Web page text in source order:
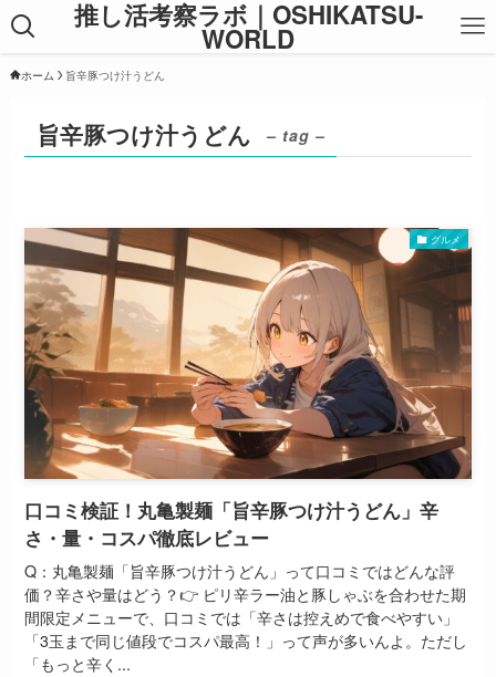
推し活考察ラボ｜OSHIKATSU-
WORLD
ホーム 旨辛豚つけ汁うどん
旨辛豚つけ汁うどん – tag –
グルメ
口コミ検証！丸亀製麺「旨辛豚つけ汁うどん」辛
さ・量・コスパ徹底レビュー
Q：丸亀製麺「旨辛豚つけ汁うどん」って口コミではどんな評
価？辛さや量はどう？👉 ピリ辛ラー油と豚しゃぶを合わせた期
間限定メニューで、口コミでは「辛さは控えめで食べやすい」
「3玉まで同じ値段でコスパ最高！」って声が多いんよ。ただし
「もっと辛く...